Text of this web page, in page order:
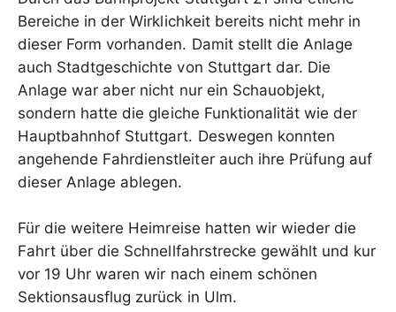
Bereiche in der Wirklichkeit bereits nicht mehr in
dieser Form vorhanden. Damit stellt die Anlage
auch Stadtgeschichte von Stuttgart dar. Die
Anlage war aber nicht nur ein Schauobjekt,
sondern hatte die gleiche Funktionalität wie der
Hauptbahnhof Stuttgart. Deswegen konnten
angehende Fahrdienstleiter auch ihre Prüfung auf
dieser Anlage ablegen.
Für die weitere Heimreise hatten wir wieder die
Fahrt über die Schnellfahrstrecke gewählt und kur
vor 19 Uhr waren wir nach einem schönen
Sektionsausflug zurück in Ulm.